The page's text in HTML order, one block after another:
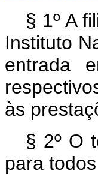
§ 1º A
Instituto
entrada
às
§ 2º O
para